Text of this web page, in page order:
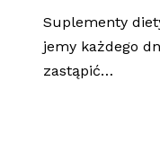
Suplementy
jemy każdego
zastąpić…